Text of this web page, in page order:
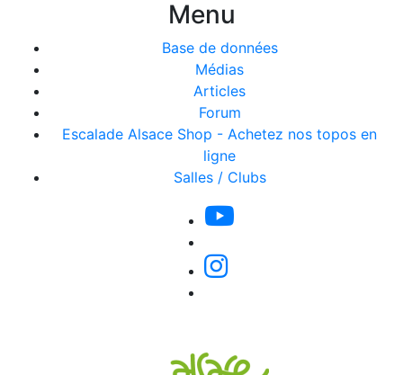
Menu
Base de données
Médias
Articles
Forum
Escalade Alsace Shop - Achetez nos topos en
ligne
Salles / Clubs